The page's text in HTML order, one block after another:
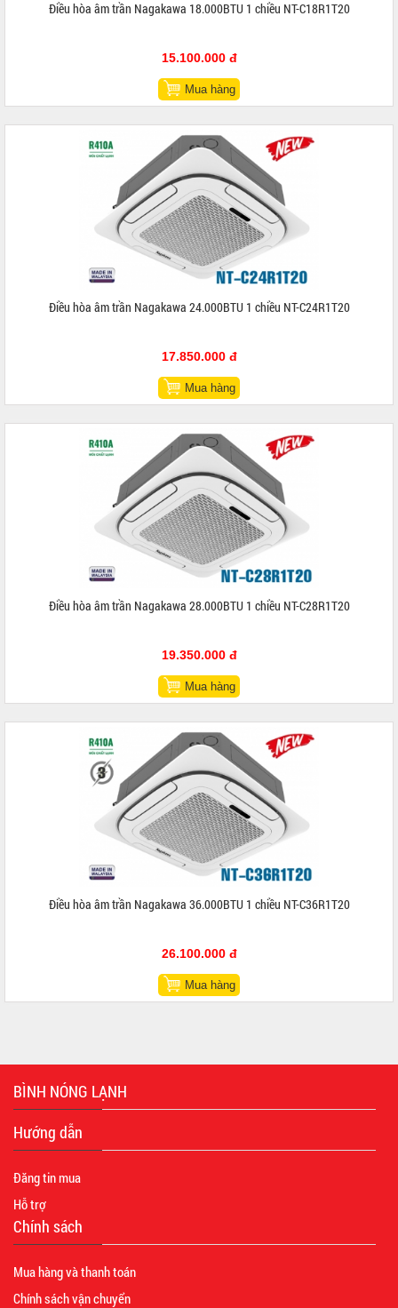
Điều hòa âm trần Nagakawa 18.000BTU 1 chiều NT-C18R1T20
15.100.000 đ
Mua hàng
Điều hòa âm trần Nagakawa 24.000BTU 1 chiều NT-C24R1T20
17.850.000 đ
Mua hàng
Điều hòa âm trần Nagakawa 28.000BTU 1 chiều NT-C28R1T20
19.350.000 đ
Mua hàng
Điều hòa âm trần Nagakawa 36.000BTU 1 chiều NT-C36R1T20
26.100.000 đ
Mua hàng
BÌNH NÓNG LẠNH
Hướng dẫn
Đăng tin mua
Hỗ trợ
Chính sách
Mua hàng và thanh toán
Chính sách vận chuyển